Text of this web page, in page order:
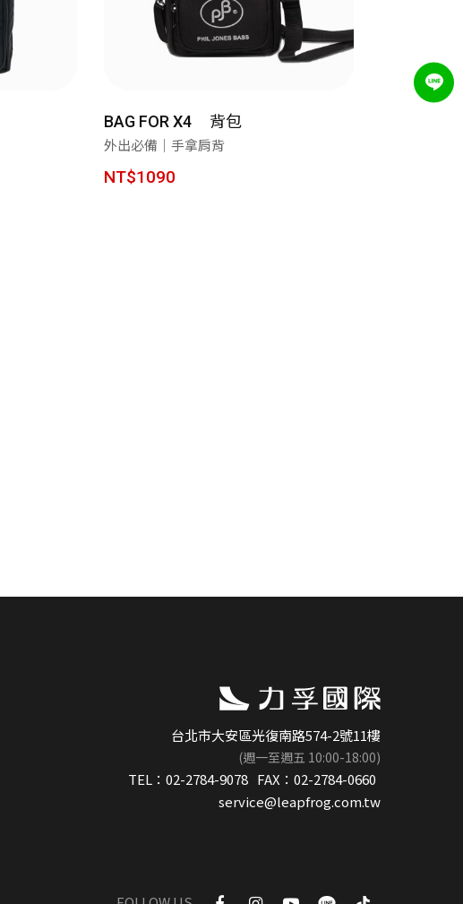
BAG FOR X4 背包
外出必備｜手拿肩背
NT$1090
台北市大安區光復南路574-2號11樓
(週一至週五 10:00-18:00)
TEL： 02-2784-9078 FAX： 02-2784-0660
service@leapfrog.com.tw